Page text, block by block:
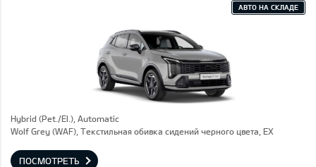
АВТО НА СКЛАДЕ
Hybrid (Pet./El.), Automatic
Wolf Grey (WAF), Текстильная обивка сидений черного цвета, EX
ПОСМОТРЕТЬ